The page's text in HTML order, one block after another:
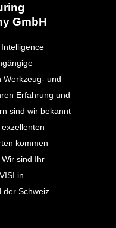
GmbH
Werkzeug- und
Erfahrung und
sind wir bekannt
kommen
sind Ihr
in
der Schweiz.